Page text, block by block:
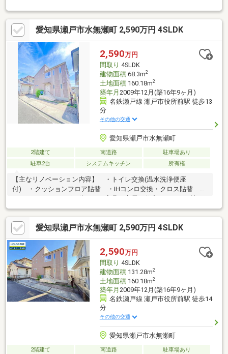
面）【トーエー不動産は地域密着！ 尾張旭・瀬戸専門店】
●LIXIL不動産ショップ顧客満足度93.7％！●地域情報盛りだくさ
ん！ 名古屋市内や近郊市町村からの転居のご相談もOK●キッズ
スペース完備！●営業全員が宅地建物取引士！●住宅ローン承認実
績多数！ 資金計画もお任せください●リフォーム、リノベーシ
ョンもまとめてサポート！●物件のマイナスポイントもちゃんと
ご説明！ ハザード情報もチェック！
愛知県瀬戸市水無瀬町 2,590万円 4SLDK
2,590万円
間取り 4SLDK
建物面積68.3m2
土地面積160.18m2
築年月 2009年12月(築16年9ヶ月)
名鉄瀬戸線 瀬戸市役所前駅 徒歩13
分
その他の交通
愛知県瀬戸市水無瀬町
2階建て 南道路
駐車場あり
駐車2台
システムキッチン 所有権
【主なリノベーション内容】 ・トイレ交換(温水洗浄便座
付) ・クッションフロア貼替 ・IHコンロ交換・クロス貼替 ・
ハウスクリーニング 他 ＼＼家具や家電、住宅ローンに組込め
ます／／ ▼お電話でのご予約、ご質問・お問合せはこちらまで
▼ TEL：0120-41-7549【通話無料】ニッカ不動産へ！ ～空家
につき即日のご案内も可能！～ お気兼ねなくお問合せください
ませ。
愛知県瀬戸市水無瀬町 2,590万円 4SLDK
2,590万円
間取り 4SLDK
建物面積131.28m2
土地面積160.18m2
築年月 2009年12月(築16年9ヶ月)
名鉄瀬戸線 瀬戸市役所前駅 徒歩14
分
その他の交通
愛知県瀬戸市水無瀬町
2階建て 南道路
駐車場あり